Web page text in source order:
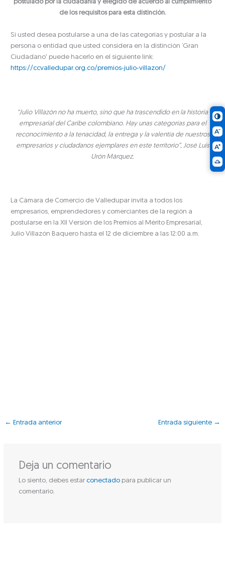
postulado por la ciudadanía y elegido de acuerdo al cumplimiento
de los requisitos para esta distinción.
Si usted desea postularse a una de las categorías y postular a la
persona o entidad que usted considera en la distinción ‘Gran
Ciudadano’ puede hacerlo en el siguiente link:
https://ccvalledupar.org.co/premios-julio-villazon/
“Julio Villazón no ha muerto, sino que ha trascendido en la historia
empresarial del Caribe colombiano. Hay unas categorías para el
reconocimiento a la tenacidad, la entrega y la valentía de nuestros
empresarios y ciudadanos ejemplares en este territorio”, José Luis
Urón Márquez.
La Cámara de Comercio de Valledupar invita a todos los
empresarios, emprendedores y comerciantes de la región a
postularse en la XII Versión de los Premios al Mérito Empresarial,
Julio Villazón Baquero hasta el 12 de diciembre a las 12:00 a.m.
← Entrada anterior Entrada siguiente →
Deja un comentario
Lo siento, debes estar conectadopara publicar un
comentario.